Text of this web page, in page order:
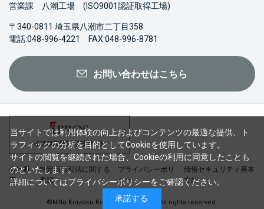
営業課 八潮工場 (ISO9001認証取得工場)
〒340-0811 埼玉県八潮市二丁目358
電話:048-996-4221 FAX:048-996-8781
お問い合わせはこちら
会社概
要
特定商取引法に関する
表記
プライバシーポリ
シー
情報セキュリティ基本
方針
©Nitto Kinzoku Kogyo Co., Ltd. 2023 All rights reserved.
当サイトでは利用体験の向上およびコンテンツの最適な提供、ト
ラフィックの分析を目的としてCookieを使用しています。
サイトの閲覧を継続された場合、Cookieの利用に同意したことも
のといたします。
詳細についてはプライバシーポリシーをご確認ください。
承諾する